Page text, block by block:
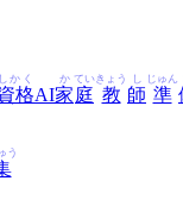
格
しかく
AI家
か
庭
てい
教
きょう
師
し
準
じゅん
う